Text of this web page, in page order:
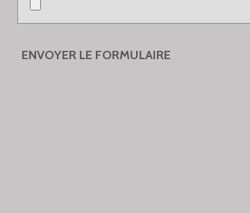
ENVOYER LE FORMULAIRE